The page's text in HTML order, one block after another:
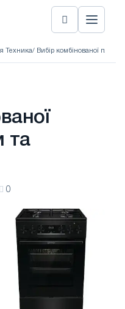
Техника/ Вибір комбінованої плити:
та
0